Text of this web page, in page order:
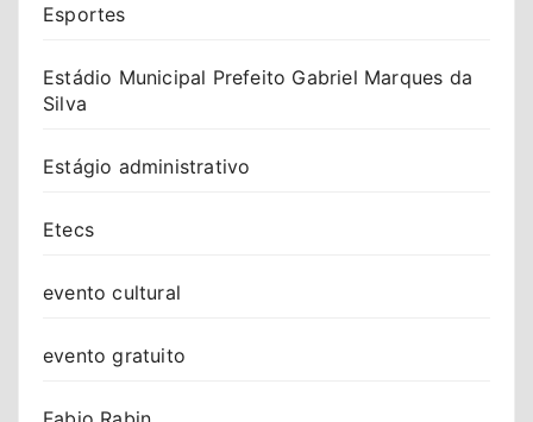
Esportes
Estádio Municipal Prefeito Gabriel Marques da
Silva
Estágio administrativo
Etecs
evento cultural
evento gratuito